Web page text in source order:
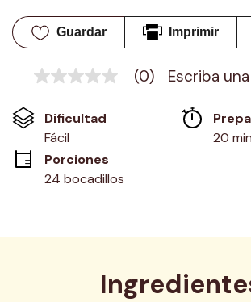
Guardar Imprimir
Sin
en
misma
página.
(0) Escriba
Dificultad
Fácil
20 min
Porciones
24 bocadillos